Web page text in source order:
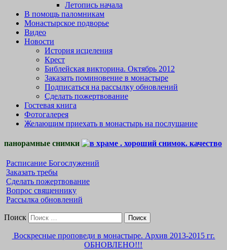
Летопись начала
В помощь паломникам
Монастырское подворье
Видео
Новости
История исцеления
Крест
Библейская викторина. Октябрь 2012
Заказать поминовение в монастыре
Подписаться на рассылку обновлений
Сделать пожертвование
Гостевая книга
Фотогалерея
Желающим приехать в монастырь на послушание
панорамные снимки
Расписание Богослужений
Заказать требы
Сделать пожертвование
Вопрос священнику
Рассылка обновлений
Поиск
Воскресные проповеди в монастыре. Архив 2013-2015 гг.
ОБНОВЛЕНО!!!